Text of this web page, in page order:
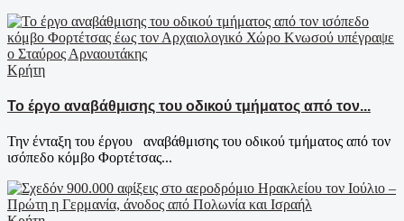
Κρήτη
Το έργο αναβάθμισης του οδικού τμήματος από τον...
Την ένταξη του έργου αναβάθμισης του οδικού τμήματος από τον
ισόπεδο κόμβο Φορτέτσας...